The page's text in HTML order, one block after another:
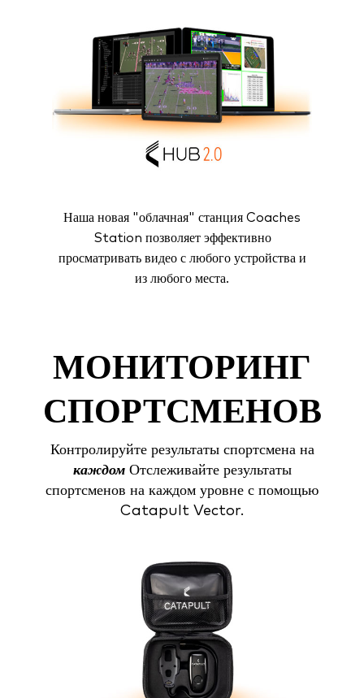
Наша новая "облачная" станция Coaches
Station позволяет эффективно
просматривать видео с любого устройства и
из любого места.
МОНИТОРИНГ
СПОРТСМЕНОВ
Контролируйте результаты спортсмена на
каждомОтслеживайте результаты
спортсменов на каждом уровне с помощью
Catapult Vector.